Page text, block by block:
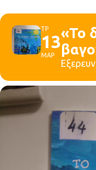
ΤΡ
13
ΜΑΡ
«Το